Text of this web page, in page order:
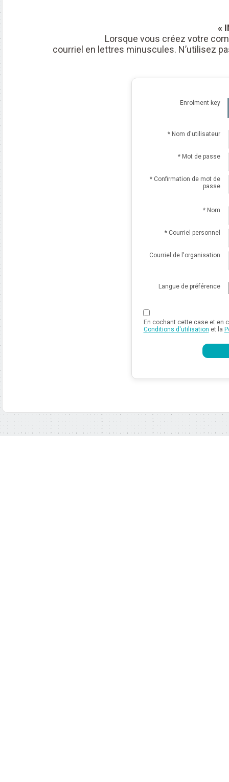
«
Lorsque vous créez votre
courriel en lettres minuscules. N’utilisez
Enrolment key
* Nom d'utilisateur
* Mot de passe
* Confirmation de mot de
passe
* Nom
* Courriel personnel
Courriel de l'organisation
Langue de préférence
En cochant cette case et en
Conditions d'utilisation et la